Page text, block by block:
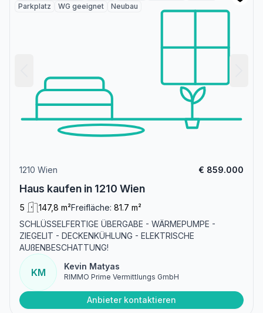
Parkplatz
WG geeignet Neubau
1210 Wien € 859.000
Haus kaufen in 1210 Wien
5 147,8 m²Freifläche: 81.7 m²
SCHLÜSSELFERTIGE ÜBERGABE - WÄRMEPUMPE -
ZIEGELIT - DECKENKÜHLUNG - ELEKTRISCHE
AUßENBESCHATTUNG!
KM
Kevin Matyas
RIMMO Prime Vermittlungs GmbH
Anbieter kontaktieren